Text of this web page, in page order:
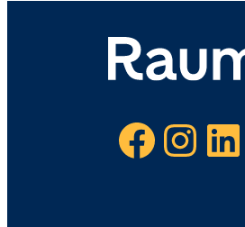
Facebook Instagram LinkedIn